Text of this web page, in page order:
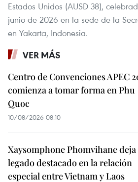
Estados Unidos (AUSD 38),
junio de 2026 en la sede de la
en Yakarta, Indonesia.
VER MÁS
Centro de Convenciones APEC
comienza a tomar forma en Phu
Quoc
10/08/2026 08:10
Xaysomphone Phomvihane
legado destacado en la relación
especial entre Vietnam y Laos